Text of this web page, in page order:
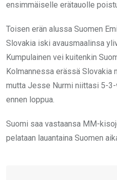
ensimmäiselle erätauolle
Toisen erän alussa Suomen
Slovakia iski avausmaalinsa
Kumpulainen vei kuitenkin
Kolmannessa erässä Slovakia
mutta Jesse Nurmi niittasi 5-
ennen loppua.
Suomi saa vastaansa MM-
pelataan lauantaina Suomen